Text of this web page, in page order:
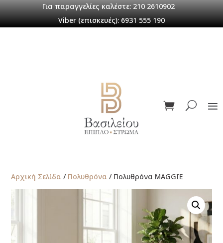
Για παραγγελίες καλέστε: 210 2610902
Viber (επισκευές): 6931 555 190
Αρχική Σελίδα / Πολυθρόνα / Πολυθρόνα MAGGIE